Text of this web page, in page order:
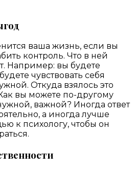
ваша жизнь, если вы
контроль. Что в ней
Например: вы будете
чувствовать себя
Откуда взялось это
вы можете по-другому
важной? Иногда ответ
а иногда лучше
к психологу, чтобы он